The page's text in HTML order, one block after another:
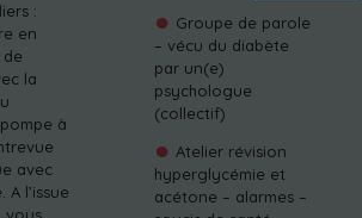
:
en
la
à
avec
l’issue
Groupe de parole
– vécu du diabète
par un(e)
psychologue
(collectif)
Atelier révision
hyperglycémie et
acétone – alarmes –